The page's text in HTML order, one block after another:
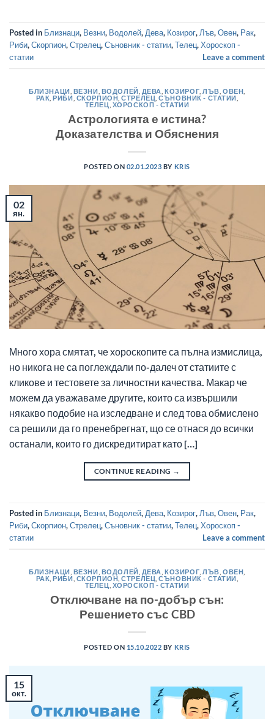
Posted in Близнаци, Везни, Водолей,Дева, Козирог,Лъв,Овен, Рак,
Риби,Скорпион,Стрелец,Съновник - статии,Телец,Хороскоп -
статии
Leave a comment
БЛИЗНАЦИ ВЕЗНИ ВОДОЛЕЙ ДЕВА ,КОЗИРОГ ,ЛЪВ ОВЕН
РАК ,РИБИ СКОРПИОН ,СТРЕЛЕЦ ,СЪНОВНИК - СТАТИИ
ТЕЛЕЦ ХОРОСКОП - СТАТИИ
Астрологията е истина?
Доказателства и Обяснения
POSTED ON 02.01.2023 BY KRIS
02
ян.
Много хора смятат, че хороскопите са пълна измислица,
но никога не са поглеждали по-далеч от статиите с
кликове и тестовете за личностни качества. Макар че
можем да уважаваме другите, които са извършили
някакво подобие на изследване и след това обмислено
са решили да го пренебрегнат, що се отнася до всички
останали, които го дискредитират като […]
CONTINUE READING →
Posted in Близнаци, Везни, Водолей,Дева, Козирог,Лъв,Овен, Рак,
Риби,Скорпион,Стрелец,Съновник - статии,Телец,Хороскоп -
статии
Leave a comment
БЛИЗНАЦИ ВЕЗНИ ВОДОЛЕЙ ДЕВА ,КОЗИРОГ ,ЛЪВ ОВЕН
РАК ,РИБИ СКОРПИОН ,СТРЕЛЕЦ ,СЪНОВНИК - СТАТИИ
ТЕЛЕЦ ХОРОСКОП - СТАТИИ
Отключване на по-добър сън:
Решението със CBD
POSTED ON 15.10.2022 BY KRIS
15
окт.